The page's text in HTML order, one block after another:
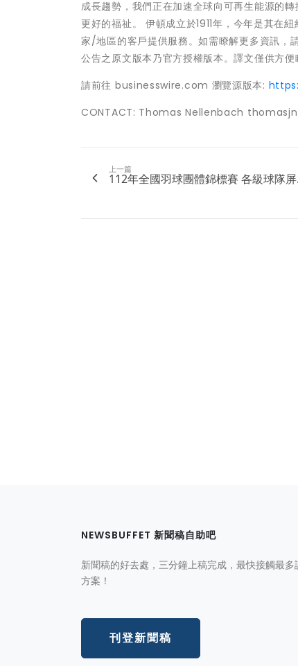
成長趨勢，我們正在加速全球向可再生能源的
更好的福祉。 伊頓成立於1911年，今年是其在
家/地區的客戶提供服務。如需瞭解更多資訊
公告之原文版本乃官方授權版本。譯文僅供方
請前往 businesswire.com 瀏覽源版本:
CONTACT: Thomas Nellenbach
上一篇
112年全國羽球團體錦標賽 各級球隊屏
NEWSBUFFET 新聞稿自助吧
新聞稿的好去處，三分鐘上稿完成，最快接觸最多
方案！
刊登新聞稿